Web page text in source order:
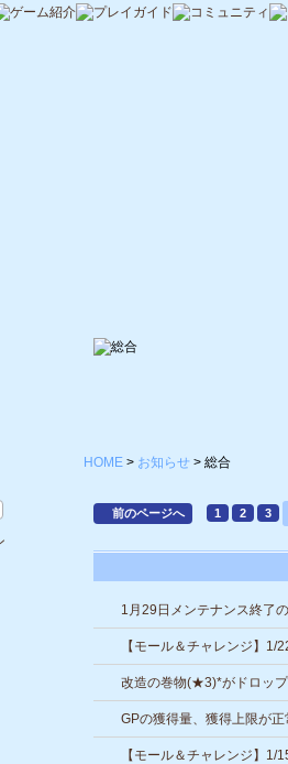
HOME > お知らせ > 総合
前のページへ 1 2 3
1月29日メンテナンス終了
【モール＆チャレンジ】1/
改造の巻物(★3)*がドロッ
GPの獲得量、獲得上限が
【モール＆チャレンジ】1/